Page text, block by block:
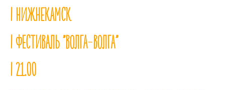
| НИЖНЕКАМСК
| ФЕСТИВАЛЬ "ВОЛГА-ВОЛГА"
| 21.00